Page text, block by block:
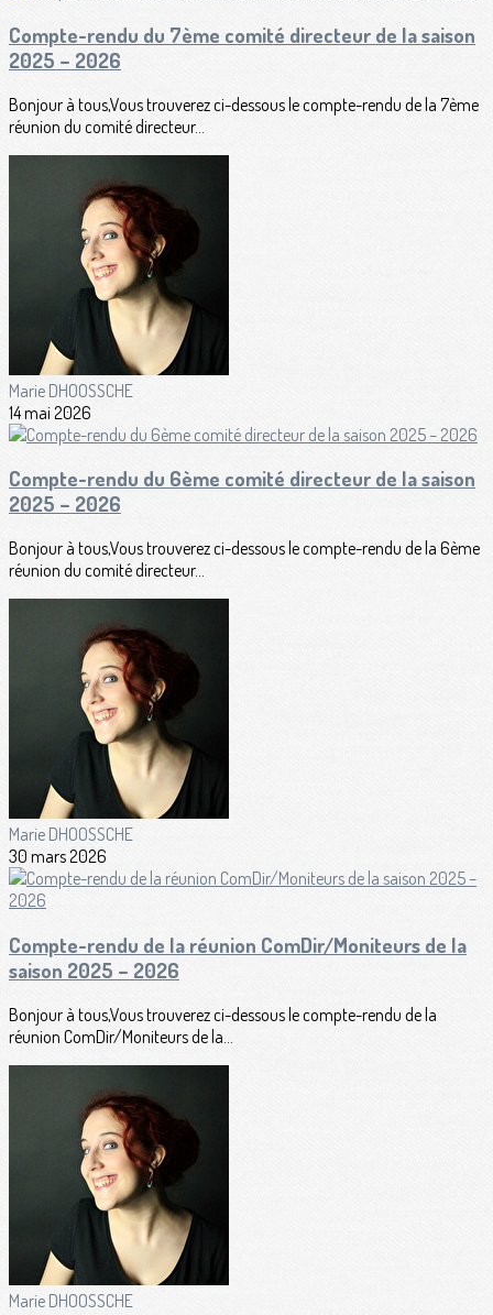
Compte-rendu du 7ème comité directeur de la saison
2025 – 2026
Bonjour à tous,Vous trouverez ci-dessous le compte-rendu de la 7ème
réunion du comité directeur...
Marie DHOOSSCHE
14 mai 2026
Compte-rendu du 6ème comité directeur de la saison
2025 – 2026
Bonjour à tous,Vous trouverez ci-dessous le compte-rendu de la 6ème
réunion du comité directeur...
Marie DHOOSSCHE
30 mars 2026
Compte-rendu de la réunion ComDir/Moniteurs de la
saison 2025 – 2026
Bonjour à tous,Vous trouverez ci-dessous le compte-rendu de la
réunion ComDir/Moniteurs de la...
Marie DHOOSSCHE